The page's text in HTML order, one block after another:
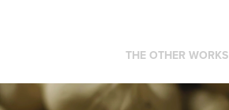
THE OTHER WORKS